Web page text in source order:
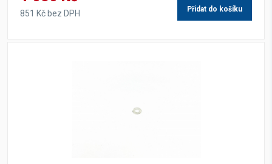
851 Kč bez DPH Přidat do košíku